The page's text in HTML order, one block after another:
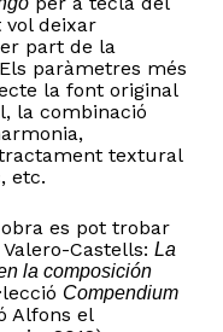
vol deixar
part de la
paràmetres més
la font original
la combinació
textural
etc.
obra es pot trobar
Castells: La
la composición
Compendium
Alfons el